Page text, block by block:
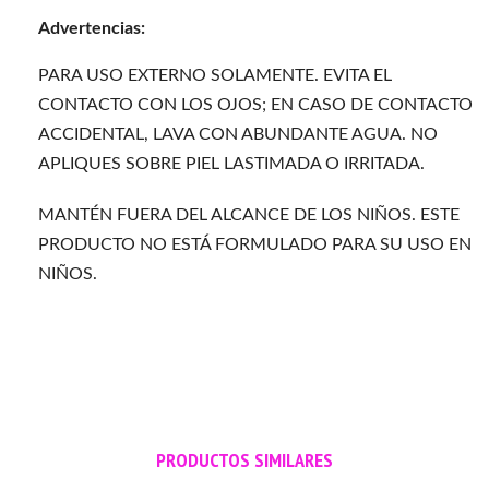
Advertencias:
PARA USO EXTERNO SOLAMENTE. EVITA EL
CONTACTO CON LOS OJOS; EN CASO DE CONTACTO
ACCIDENTAL, LAVA CON ABUNDANTE AGUA. NO
APLIQUES SOBRE PIEL LASTIMADA O IRRITADA.
MANTÉN FUERA DEL ALCANCE DE LOS NIÑOS. ESTE
PRODUCTO NO ESTÁ FORMULADO PARA SU USO EN
NIÑOS.
PRODUCTOS SIMILARES